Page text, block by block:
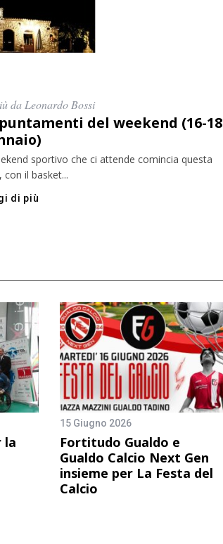
da Leonardo Bossi
del weekend (16-18
sportivo che ci attende comincia questa
con il basket...
di più
la
15 Giugno 2026
Fortitudo Gualdo e
Gualdo Calcio Next Gen
insieme per La Festa del
Calcio